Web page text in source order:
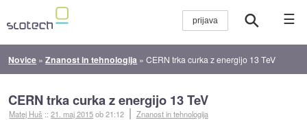
☰
Novice »Znanost in tehnologija »CERN trka curka z energijo 13 TeV
CERN trka curka z energijo 13 TeV
Matej Huš ::21. maj 2015ob 21:12 Znanost in tehnologija